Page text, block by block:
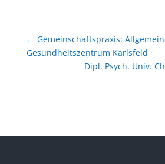
← Gemeinschaftspraxis:
Gesundheitszentrum Karlsfeld
Dipl. Psych. Univ.